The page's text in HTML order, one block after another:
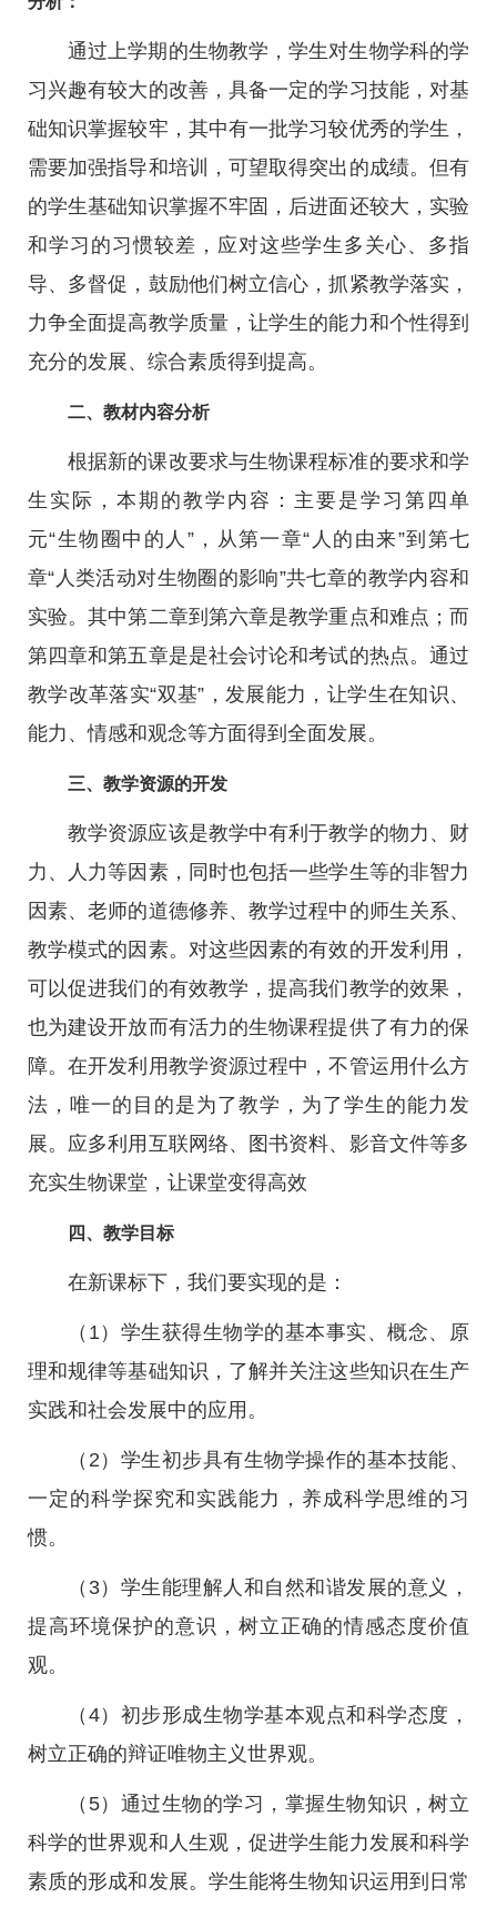
通过上学期的生物教学，学生对生物学科的学
习兴趣有较大的改善，具备一定的学习技能，对基
础知识掌握较牢，其中有一批学习较优秀的学生，
需要加强指导和培训，可望取得突出的成绩。但有
的学生基础知识掌握不牢固，后进面还较大，实验
和学习的习惯较差，应对这些学生多关心、多指
导、多督促，鼓励他们树立信心，抓紧教学落实，
力争全面提高教学质量，让学生的能力和个性得到
充分的发展、综合素质得到提高。
二、教材内容分析
根据新的课改要求与生物课程标准的要求和学
生实际，本期的教学内容：主要是学习第四单
元“生物圈中的人”，从第一章“人的由来”到第七
章“人类活动对生物圈的影响”共七章的教学内容和
实验。其中第二章到第六章是教学重点和难点；而
第四章和第五章是是社会讨论和考试的热点。通过
教学改革落实“双基”，发展能力，让学生在知识、
能力、情感和观念等方面得到全面发展。
三、教学资源的开发
教学资源应该是教学中有利于教学的物力、财
力、人力等因素，同时也包括一些学生等的非智力
因素、老师的道德修养、教学过程中的师生关系、
教学模式的因素。对这些因素的有效的开发利用，
可以促进我们的有效教学，提高我们教学的效果，
也为建设开放而有活力的生物课程提供了有力的保
障。在开发利用教学资源过程中，不管运用什么方
法，唯一的目的是为了教学，为了学生的能力发
展。应多利用互联网络、图书资料、影音文件等多
充实生物课堂，让课堂变得高效
四、教学目标
在新课标下，我们要实现的是：
（1）学生获得生物学的基本事实、概念、原
理和规律等基础知识，了解并关注这些知识在生产
实践和社会发展中的应用。
（2）学生初步具有生物学操作的基本技能、
一定的科学探究和实践能力，养成科学思维的习
惯。
（3）学生能理解人和自然和谐发展的意义，
提高环境保护的意识，树立正确的情感态度价值
观。
（4）初步形成生物学基本观点和科学态度，
树立正确的辩证唯物主义世界观。
（5）通过生物的学习，掌握生物知识，树立
科学的世界观和人生观，促进学生能力发展和科学
素质的形成和发展。学生能将生物知识运用到日常